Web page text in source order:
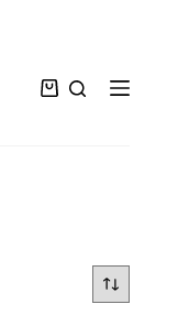
Καλάθι